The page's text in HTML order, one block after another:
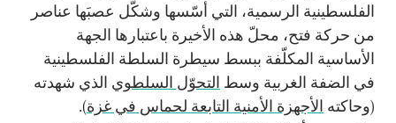
الفلسطينية الرسمية، التي أسّسها وشكّل عصبَها عناصر
من حركة فتح، محلّ هذه الأخيرة باعتبارها الجهة
الأساسية المكلّفة ببسط سيطرة السلطة الفلسطينية
في الضفة الغربية وسط التحوّل السلطوي الذي شهدته
(وحاكته الأجهزة الأمنية التابعة لحماس في غزة).